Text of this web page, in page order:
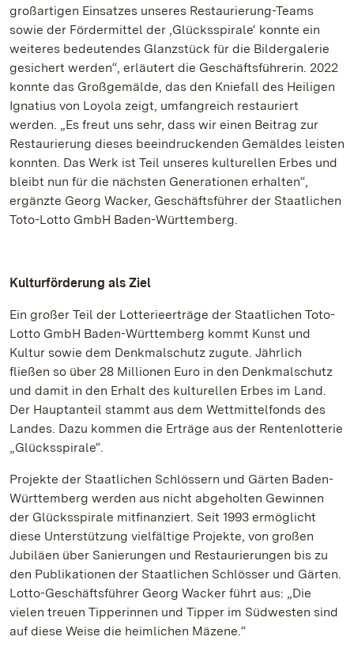
großartigen Einsatzes unseres Restaurierung-Teams
sowie der Fördermittel der ‚Glücksspirale‘ konnte ein
weiteres bedeutendes Glanzstück für die Bildergalerie
gesichert werden“, erläutert die Geschäftsführerin. 2022
konnte das Großgemälde, das den Kniefall des Heiligen
Ignatius von Loyola zeigt, umfangreich restauriert
werden. „Es freut uns sehr, dass wir einen Beitrag zur
Restaurierung dieses beeindruckenden Gemäldes leisten
konnten. Das Werk ist Teil unseres kulturellen Erbes und
bleibt nun für die nächsten Generationen erhalten“,
ergänzte Georg Wacker, Geschäftsführer der Staatlichen
Toto-Lotto GmbH Baden-Württemberg.
Kulturförderung als Ziel
Ein großer Teil der Lotterieerträge der Staatlichen Toto-
Lotto GmbH Baden-Württemberg kommt Kunst und
Kultur sowie dem Denkmalschutz zugute. Jährlich
fließen so über 28 Millionen Euro in den Denkmalschutz
und damit in den Erhalt des kulturellen Erbes im Land.
Der Hauptanteil stammt aus dem Wettmittelfonds des
Landes. Dazu kommen die Erträge aus der Rentenlotterie
„Glücksspirale“.
Projekte der Staatlichen Schlössern und Gärten Baden-
Württemberg werden aus nicht abgeholten Gewinnen
der Glücksspirale mitfinanziert. Seit 1993 ermöglicht
diese Unterstützung vielfältige Projekte, von großen
Jubiläen über Sanierungen und Restaurierungen bis zu
den Publikationen der Staatlichen Schlösser und Gärten.
Lotto-Geschäftsführer Georg Wacker führt aus: „Die
vielen treuen Tipperinnen und Tipper im Südwesten sind
auf diese Weise die heimlichen Mäzene.“